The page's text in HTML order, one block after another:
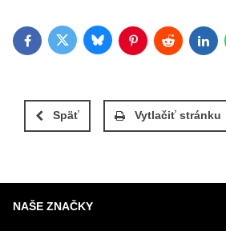
FacebookTwitterBlueskyPinterestReddit
Späť Vytlačiť stránku
NAŠE ZNAČKY